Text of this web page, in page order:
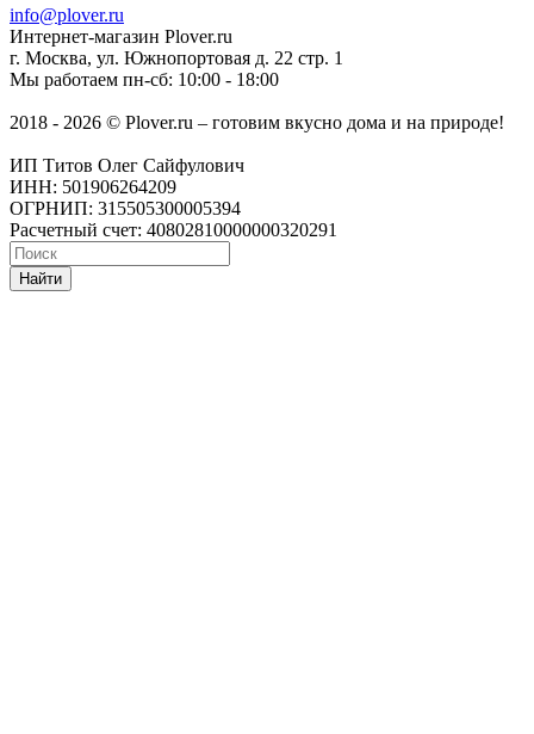
info@plover.ru
Интернет-магазин Plover.ru
г. Москва, ул. Южнопортовая д. 22 стр. 1
Мы работаем пн-сб: 10:00 - 18:00
2018 - 2026 © Plover.ru – готовим вкусно дома и на природе!
ИП Титов Олег Сайфулович
ИНН: 501906264209
ОГРНИП: 315505300005394
Расчетный счет: 40802810000000320291
Найти